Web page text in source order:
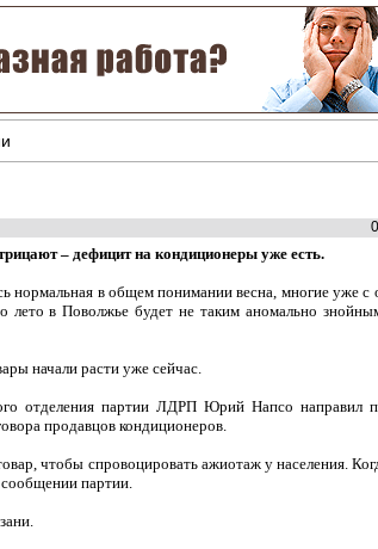
– дефицит на кондиционеры уже есть.
нормальная в общем понимании весна, многие уже с
лето в Поволжье будет не таким аномально
начали расти уже сейчас.
отделения партии ЛДРП Юрий Напсо направил
продавцов кондиционеров.
чтобы спровоцировать ажиотаж у населения.
сообщении партии.